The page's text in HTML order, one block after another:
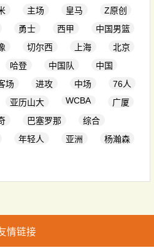
主场 皇马
Z原创
勇士 西甲
中国男篮
切尔西 上海
北京
哈登 中国队
中国
场 进攻 中场
76人
亚历山大 WCBA
广厦
巴塞罗那
综合
年轻人 亚洲
杨瀚森
情链接